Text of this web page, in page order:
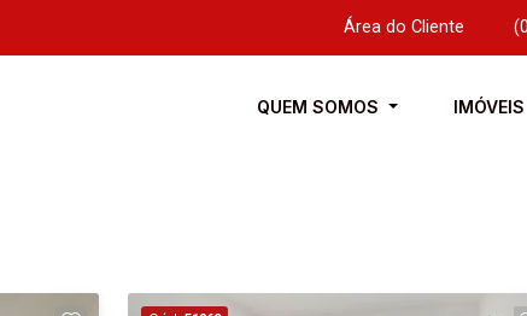
Área do Cliente
QUEM SOMOS IMÓVEIS